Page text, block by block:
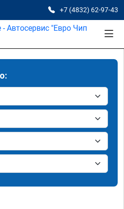
+7 (4832) 62-97-43